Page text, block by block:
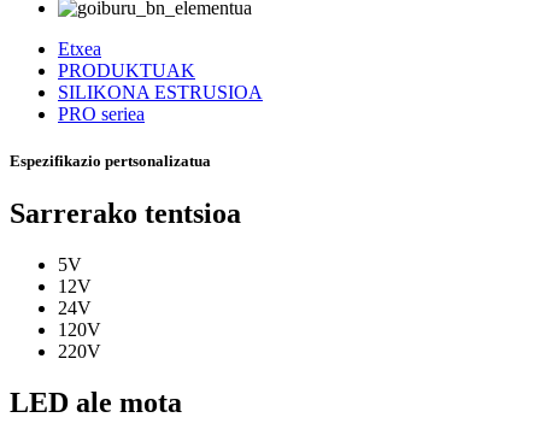
Etxea
PRODUKTUAK
SILIKONA ESTRUSIOA
PRO seriea
Espezifikazio pertsonalizatua
Sarrerako tentsioa
5V
12V
24V
120V
220V
LED ale mota